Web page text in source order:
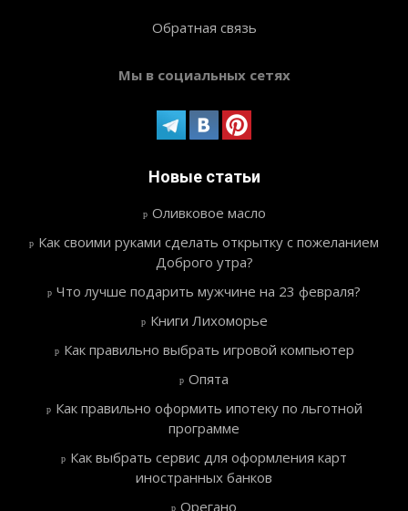
Обратная связь
Мы в социальных сетях
Новые статьи
Оливковое масло
Как своими руками сделать открытку с пожеланием
Доброго утра?
Что лучше подарить мужчине на 23 февраля?
Книги Лихоморье
Как правильно выбрать игровой компьютер
Опята
Как правильно оформить ипотеку по льготной
программе
Как выбрать сервис для оформления карт
иностранных банков
Орегано